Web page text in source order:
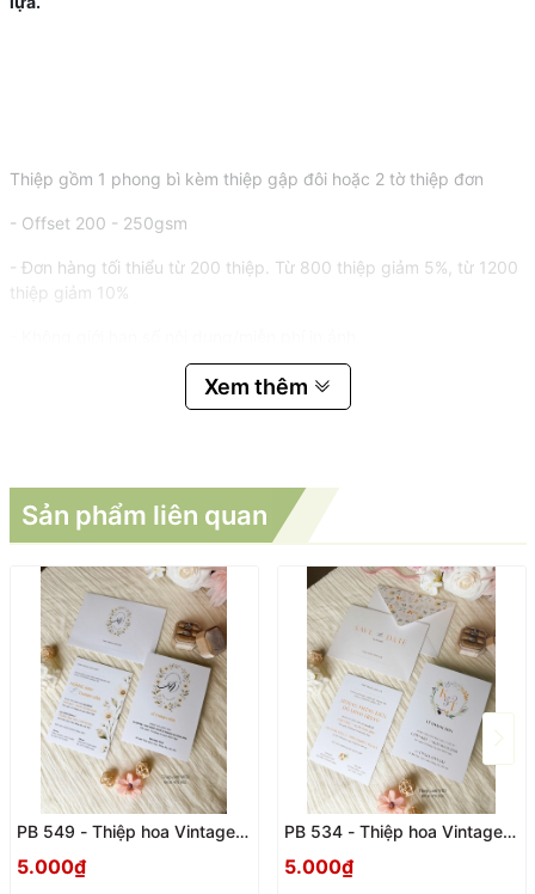
Thiệp gồm 1 phong bì kèm thiệp gập đôi hoặc 2 tờ thiệp đơn
- Offset 200 - 250gsm
- Đơn hàng tối thiểu từ 200 thiệp. Từ 800 thiệp giảm 5%, từ 1200
thiệp giảm 10%
Xem thêm
Sản phẩm liên quan
PB 549 - Thiệp hoa Vintage
5.000₫
PB 534 - Thiệp hoa Vintage
5.000₫